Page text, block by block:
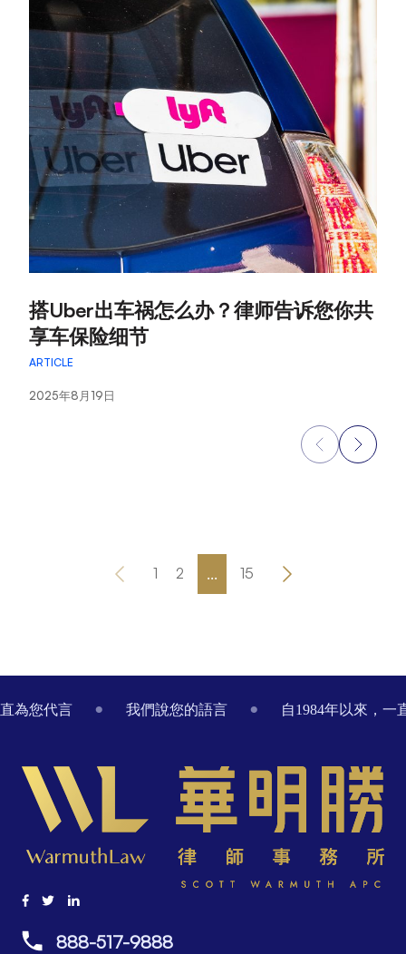
ARTICLE
:搭Uber出车祸怎么办？律师告诉您你共
享车保险细节
2025年8月19日
1 2 ... 15
為您代言 我們說您的語言 自1984年以來，一
888-517-9888